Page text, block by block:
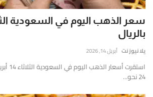
بالريال
يلا نيوز نت أبريل 14, 2026
24 نحو...